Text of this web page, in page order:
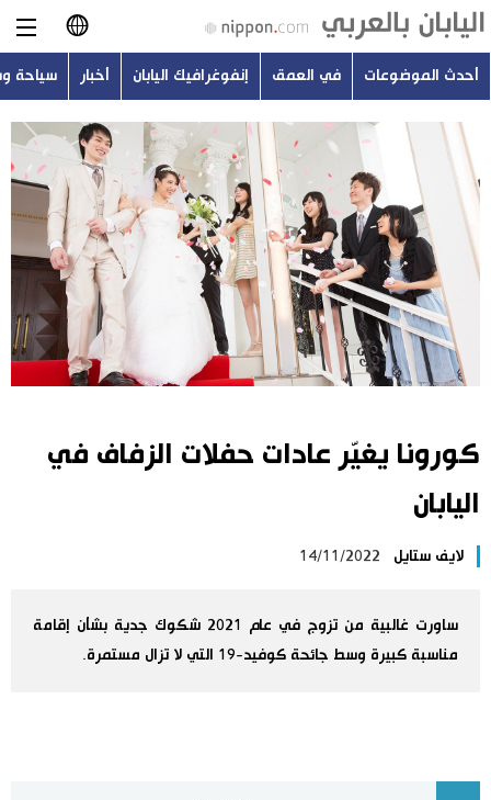
日本語
English
简体字
繁體字
Français
Español
أحدث الموضوعات
في العمق
إنفوغرافيك اليابان
سياحة وسفر
اليابان في فيديو
علوم وتكنولوجيا
الأكثر تفاعلا
أحدث الموضوعات في العمق إنفوغرافيك اليابان أخبار سياحة
كورونا يغيّر عادات حفلات الزفاف في
اليابان
لايف ستايل 14/11/2022
ساورت غالبية من تزوج في عام 2021 شكوك جدية بشأن إقامة
مناسبة كبيرة وسط جائحة كوفيد-19 التي لا تزال مستمرة.